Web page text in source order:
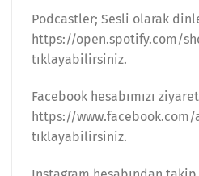
Podcastler; Sesli olarak
https://open.spotify.com/
tıklayabilirsiniz.
Facebook hesabımızı
https://
tıklayabilirsiniz.